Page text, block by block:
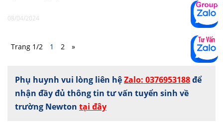
08/04/2024
Trang 1/2 1 2 »
Phụ huynh vui lòng liên hệZalo: 0376953188để
nhận đầy đủ thông tin tư vấn tuyển sinh về
trường Newton tại đây